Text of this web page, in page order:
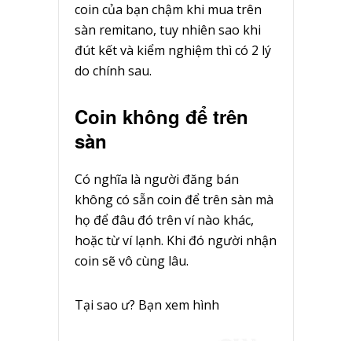
coin của bạn chậm khi mua trên
sàn remitano, tuy nhiên sao khi
đút kết và kiểm nghiệm thì có 2 lý
do chính sau.
Coin không để trên
sàn
Có nghĩa là người đăng bán
không có sẵn coin để trên sàn mà
họ để đâu đó trên ví nào khác,
hoặc từ ví lạnh. Khi đó người nhận
coin sẽ vô cùng lâu.
Tại sao ư? Bạn xem hình